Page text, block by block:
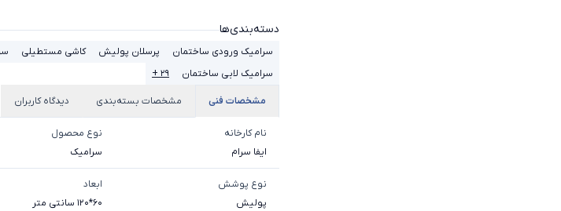
دسته‌بندی‌ها
سرامیک ورودی ساختمان پرسلان پولیش کاشی مستطیلی
سرامیک لابی ساختمان
۲۹ +
مشخصات فنی مشخصات بسته‌بندی دیدگاه کاربران
نام کارخانه
ایفا سرام
نوع محصول
سرامیک
نوع پوشش
پولیش
ابعاد
60*120 سانتی متر